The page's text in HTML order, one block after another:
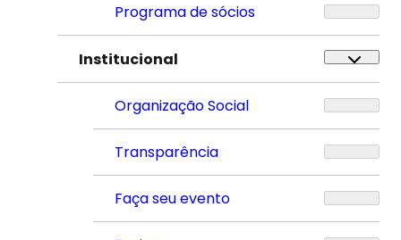
Programa de sócios
Institucional
Organização Social
Transparência
Faça seu evento